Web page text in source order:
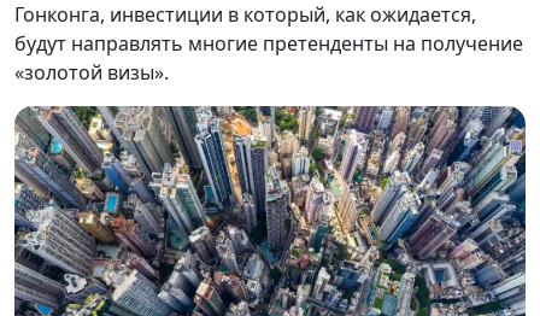
Гонконга, инвестиции в который, как ожидается,
будут направлять многие претенденты на получение
«золотой визы».